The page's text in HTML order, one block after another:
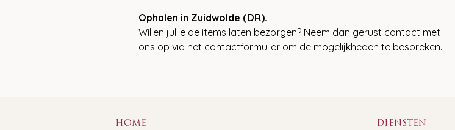
Ophalen in Zuidwolde (DR).
Willen jullie de items laten bezorgen? Neem dan gerust contact met
ons op via het contactformulier om de mogelijkheden te bespreken.
HOME DIENSTEN